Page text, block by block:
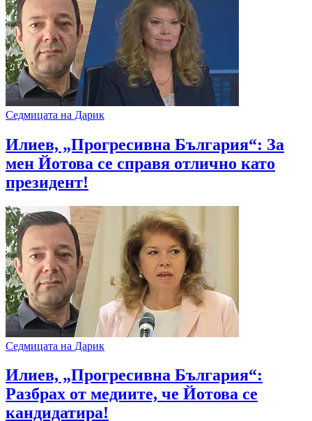
Седмицата на Дарик
Илиев, „Прогресивна България“: За
мен Йотова се справя отлично като
президент!
Седмицата на Дарик
Илиев, „Прогресивна България“:
Разбрах от медиите, че Йотова се
кандидатира!